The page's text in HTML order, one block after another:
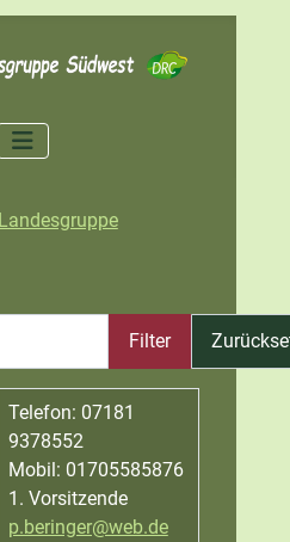
Landesgruppe
Filter
Telefon: 07181
9378552
Mobil: 01705585876
1. Vorsitzende
p.beringer@web.de